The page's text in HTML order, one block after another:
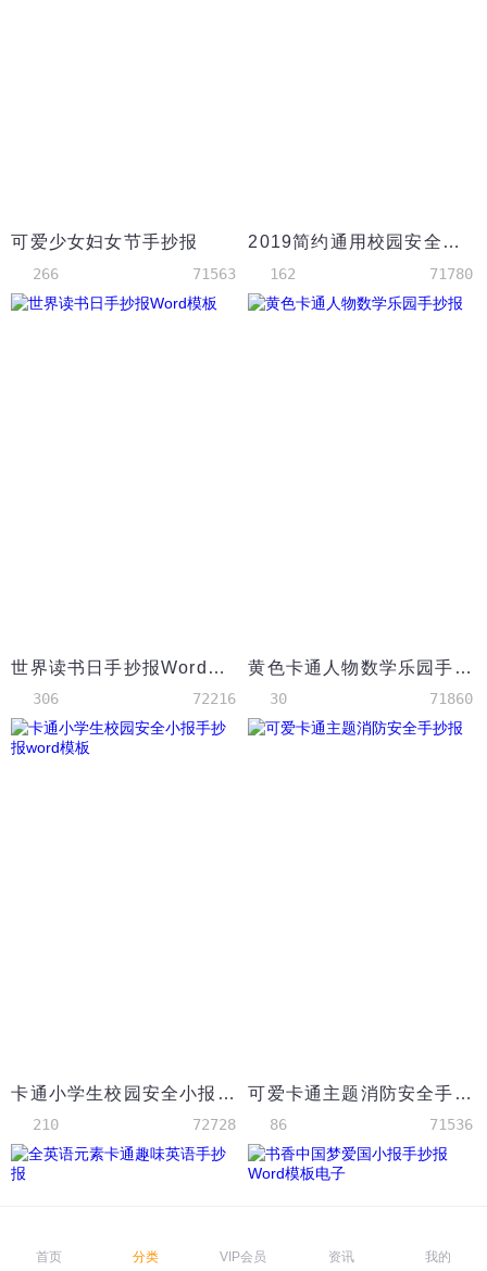
可爱少女妇女节手抄报
266 71563
2019简约通用校园安全教育手抄报
162 71780
世界读书日手抄报Word模板
306 72216
黄色卡通人物数学乐园手抄报
30 71860
卡通小学生校园安全小报手抄报word模板
210 72728
可爱卡通主题消防安全手抄报
86 71536
首页 分类 VIP会员 资讯 我的